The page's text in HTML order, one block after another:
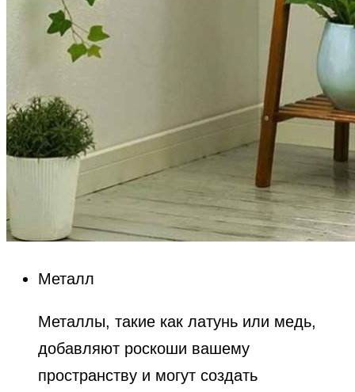
Металл
Металлы, такие как латунь или медь,
добавляют роскоши вашему
пространству и могут создать